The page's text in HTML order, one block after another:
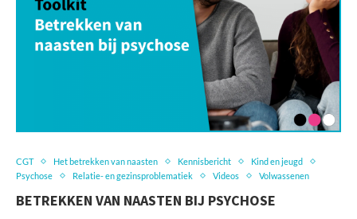
CGT Het betrekken van naasten Kennisbericht
Kind en jeugd
Psychose
Relatie- en gezinsproblematiek Videos Volwassenen
BETREKKEN VAN NAASTEN BIJ PSYCHOSE